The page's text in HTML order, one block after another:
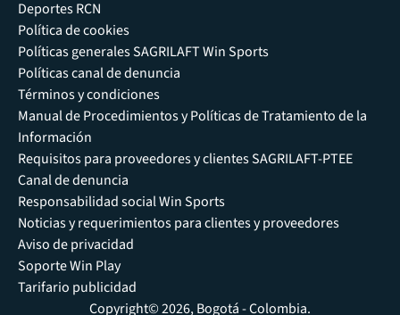
Deportes RCN
Política de cookies
Políticas generales SAGRILAFT Win Sports
Políticas canal de denuncia
Términos y condiciones
Manual de Procedimientos y Políticas de Tratamiento de la
Información
Requisitos para proveedores y clientes SAGRILAFT-PTEE
Canal de denuncia
Responsabilidad social Win Sports
Noticias y requerimientos para clientes y proveedores
Aviso de privacidad
Soporte Win Play
Tarifario publicidad
Copyright© 2026, Bogotá - Colombia.